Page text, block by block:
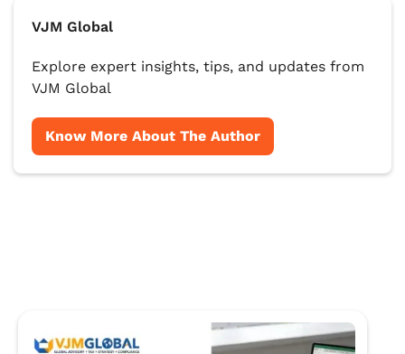
VJM Global
Explore expert insights, tips, and updates from
VJM Global
Know More About The Author